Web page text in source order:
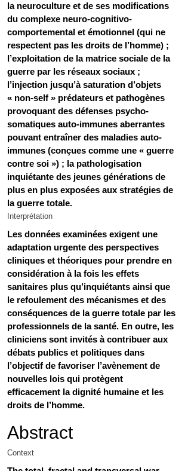
la neuroculture et de ses modifications
du complexe neuro-cognitivo-
comportemental et émotionnel (qui ne
respectent pas les droits de l’homme) ;
l’exploitation de la matrice sociale de la
guerre par les réseaux sociaux ;
l’injection jusqu’à saturation d’objets
« non-self » prédateurs et pathogènes
provoquant des défenses psycho-
somatiques auto-immunes aberrantes
pouvant entraîner des maladies auto-
immunes (conçues comme une « guerre
contre soi ») ; la pathologisation
inquiétante des jeunes générations de
plus en plus exposées aux stratégies de
la guerre totale.
Interprétation
Les données examinées exigent une
adaptation urgente des perspectives
cliniques et théoriques pour prendre en
considération à la fois les effets
sanitaires plus qu’inquiétants ainsi que
le refoulement des mécanismes et des
conséquences de la guerre totale par les
professionnels de la santé. En outre, les
cliniciens sont invités à contribuer aux
débats publics et politiques dans
l’objectif de favoriser l’avènement de
nouvelles lois qui protègent
efficacement la dignité humaine et les
droits de l’homme.
Abstract
Context